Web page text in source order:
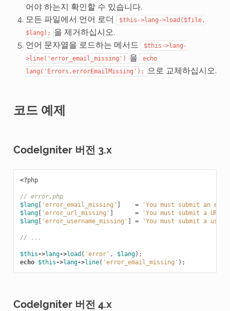
어야 하는지 확인할 수 있습니다.
모든 파일에서 언어 로더
$this->lang->load($file,
$lang);
을 제거하십시오.
언어 문자열을 로드하는 메서드
$this->lang-
>line('error_email_missing')
을
echo
lang('Errors.errorEmailMissing');
으로 교체하십시오.
코드 예제
CodeIgniter 버전 3.x
<?php
// error.php
$lang[ 'error_email_missing' ] =
'You must submit an
$lang[ 'error_url_missing' ] = 'You must submit a URL'
$lang[ 'error_username_missing' ] = 'You must submit a
// ...
$this->lang->load ( 'error' , $lang);
echo $this->lang->line( 'error_email_missing' );
CodeIgniter 버전 4.x